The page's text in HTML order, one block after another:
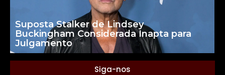
Suposta Stalker de Lindsey
Buckingham Considerada Inapta para
Julgamento
Siga-nos